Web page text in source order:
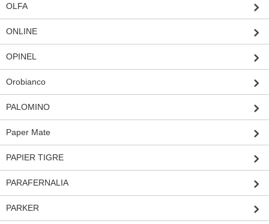
OLFA
ONLINE
OPINEL
Orobianco
PALOMINO
Paper Mate
PAPIER TIGRE
PARAFERNALIA
PARKER